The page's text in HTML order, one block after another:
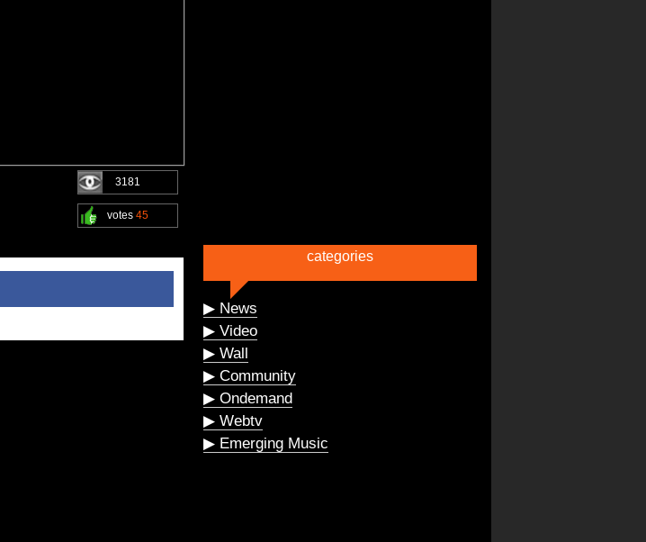
3181
votes 45
categories
▶ News
▶ Video
▶ Wall
▶ Community
▶ Ondemand
▶ Webtv
▶ Emerging Music